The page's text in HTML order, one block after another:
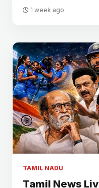
1 week ago
TAMIL NADU
Tamil